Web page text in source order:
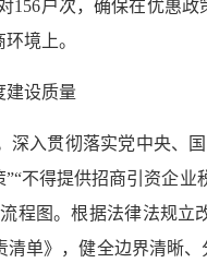
156户次，确保在优惠
境上。
建设质量
入贯彻落实党中央、
不得提供招商引资企
程图。根据法律法规
清单》，健全边界清晰